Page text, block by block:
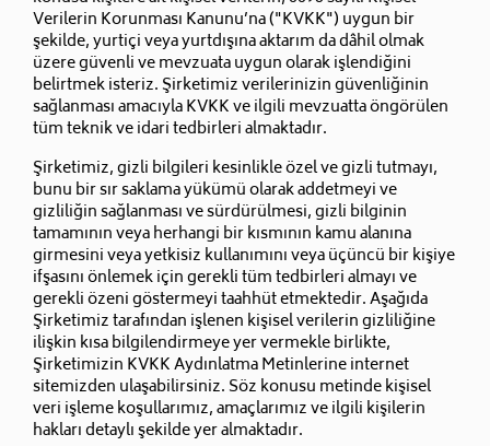
Verilerin Korunması Kanunu’na ("KVKK") uygun bir
şekilde, yurtiçi veya yurtdışına aktarım da dâhil olmak
üzere güvenli ve mevzuata uygun olarak işlendiğini
belirtmek isteriz. Şirketimiz verilerinizin güvenliğinin
sağlanması amacıyla KVKK ve ilgili mevzuatta öngörülen
tüm teknik ve idari tedbirleri almaktadır.
Şirketimiz, gizli bilgileri kesinlikle özel ve gizli tutmayı,
bunu bir sır saklama yükümü olarak addetmeyi ve
gizliliğin sağlanması ve sürdürülmesi, gizli bilginin
tamamının veya herhangi bir kısmının kamu alanına
girmesini veya yetkisiz kullanımını veya üçüncü bir kişiye
ifşasını önlemek için gerekli tüm tedbirleri almayı ve
gerekli özeni göstermeyi taahhüt etmektedir. Aşağıda
Şirketimiz tarafından işlenen kişisel verilerin gizliliğine
ilişkin kısa bilgilendirmeye yer vermekle birlikte,
Şirketimizin KVKK Aydınlatma Metinlerine internet
sitemizden ulaşabilirsiniz. Söz konusu metinde kişisel
veri işleme koşullarımız, amaçlarımız ve ilgili kişilerin
hakları detaylı şekilde yer almaktadır.